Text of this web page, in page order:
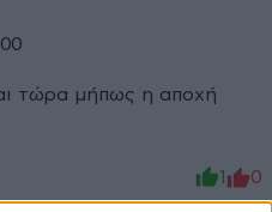
τώρα μήπως η αποχή
1 0